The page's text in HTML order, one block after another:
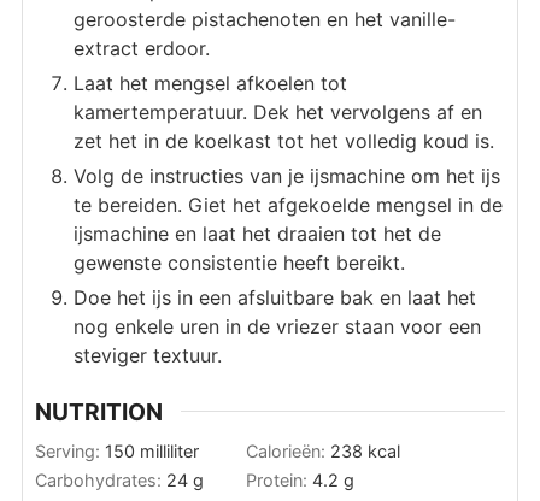
geroosterde pistachenoten en het vanille-
extract erdoor.
Laat het mengsel afkoelen tot
kamertemperatuur. Dek het vervolgens af en
zet het in de koelkast tot het volledig koud is.
Volg de instructies van je ijsmachine om het ijs
te bereiden. Giet het afgekoelde mengsel in de
ijsmachine en laat het draaien tot het de
gewenste consistentie heeft bereikt.
Doe het ijs in een afsluitbare bak en laat het
nog enkele uren in de vriezer staan voor een
steviger textuur.
NUTRITION
Serving: 150 milliliter Calorieën: 238 kcal
Carbohydrates: 24 g Protein: 4.2 g